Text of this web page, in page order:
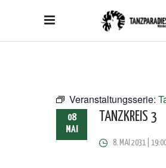
Veranstaltungsserie:
08
MAI
TANZKREIS 3
8. MAI 2031 |